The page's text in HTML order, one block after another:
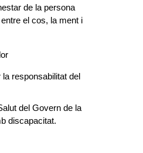
de la persona
el cos, la ment i
responsabilitat del
del Govern de la
discapacitat.